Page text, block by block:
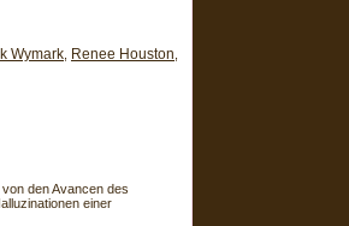
Wymark Renee Houston
den Avancen des
einer